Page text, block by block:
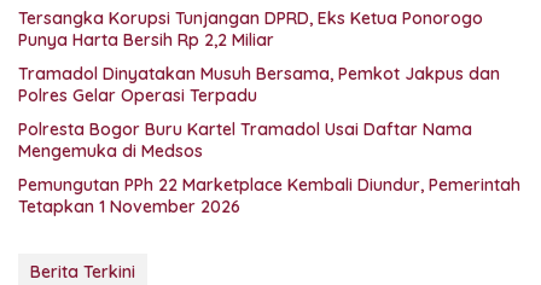
Tersangka Korupsi Tunjangan DPRD, Eks Ketua Ponorogo
Punya Harta Bersih Rp 2,2 Miliar
Tramadol Dinyatakan Musuh Bersama, Pemkot Jakpus dan
Polres Gelar Operasi Terpadu
Polresta Bogor Buru Kartel Tramadol Usai Daftar Nama
Mengemuka di Medsos
Pemungutan PPh 22 Marketplace Kembali Diundur, Pemerintah
Tetapkan 1 November 2026
Berita Terkini